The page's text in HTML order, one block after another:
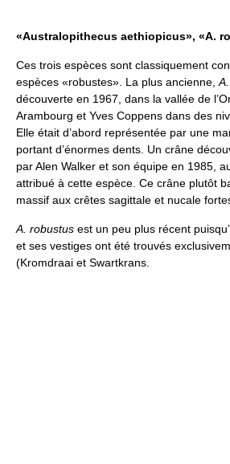
«Australopithecus aethiopicus», «A.
Ces trois espèces sont classiquement
espèces «robustes». La plus ancienne,
découverte en 1967, dans la vallée de
Arambourg et Yves Coppens dans des
Elle était d’abord représentée par une
portant d’énormes dents. Un crâne
par Alen Walker et son équipe en 1985,
attribué à cette espèce. Ce crâne plutôt
massif aux crêtes sagittale et nucale
A. robustus est un peu plus récent
et ses vestiges ont été trouvés
(Kromdraai et Swartkrans.